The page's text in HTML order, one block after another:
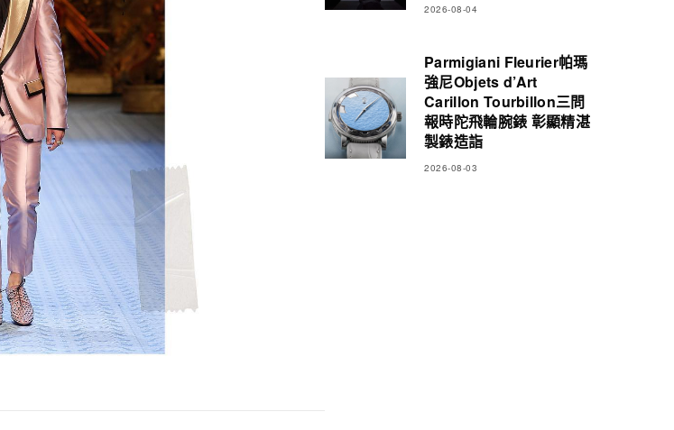
2026-08-04
Parmigiani Fleurier帕瑪
強尼Objets d’Art
Carillon Tourbillon三問
報時陀飛輪腕錶 彰顯精湛
製錶造詣
2026-08-03